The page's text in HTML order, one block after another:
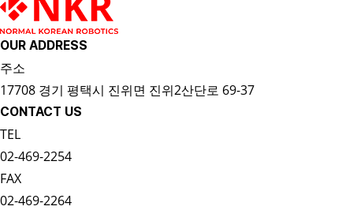
OUR ADDRESS
주소
17708 경기 평택시 진위면 진위2산단로 69-37
CONTACT US
TEL
02-469-2254
FAX
02-469-2264